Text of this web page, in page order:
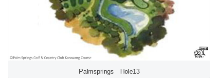
Palmsprings Hole13